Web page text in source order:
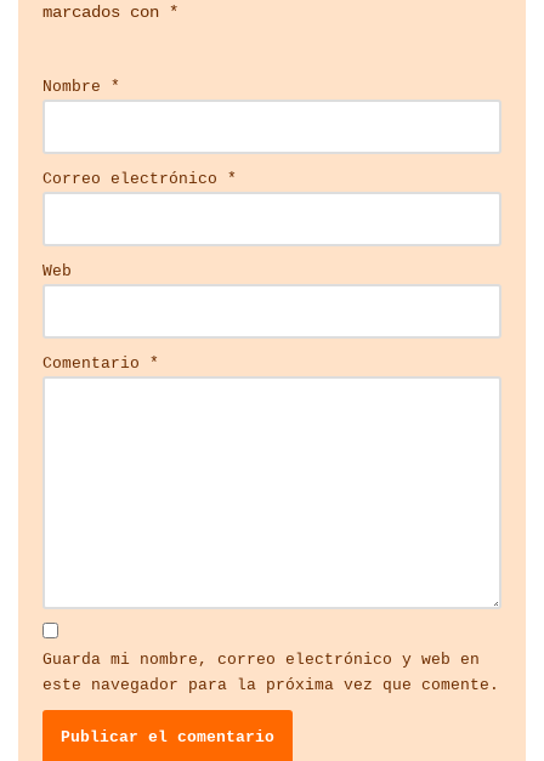
marcados con *
Nombre *
Correo electrónico *
Web
Comentario *
Guarda mi nombre, correo electrónico y web en
este navegador para la próxima vez que comente.